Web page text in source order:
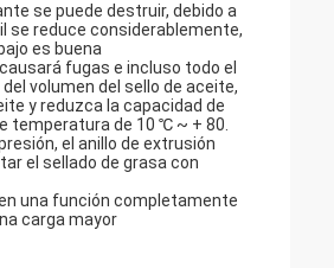
se puede destruir, debido a
se reduce considerablemente,
es buena
fugas e incluso todo el
volumen del sello de aceite,
y reduzca la capacidad de
temperatura de 10 ℃ ~ + 80.
el anillo de extrusión
el sellado de grasa con
una función completamente
carga mayor